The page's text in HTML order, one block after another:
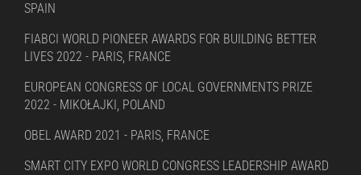
SPAIN
FIABCI WORLD PIONEER AWARDS FOR BUILDING BETTER
LIVES 2022 - PARIS, FRANCE
EUROPEAN CONGRESS OF LOCAL GOVERNMENTS PRIZE
2022 - MIKOŁAJKI, POLAND
OBEL AWARD 2021 - PARIS, FRANCE
SMART CITY EXPO WORLD CONGRESS LEADERSHIP AWARD